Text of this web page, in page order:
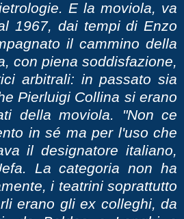
E la moviola, va
1967, dai tempi di Enzo
il cammino della
con piena soddisfazione,
arbitrali: in passato sia
Pierluigi Collina si erano
della moviola. "Non ce
in sé ma per l'uso che
il designatore italiano,
La categoria non ha
i teatrini soprattutto
erano gli ex colleghi, da